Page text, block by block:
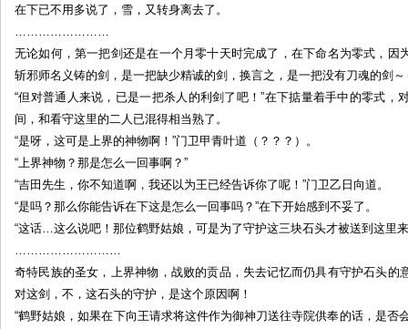
昌
在下已不用多说了，雪，又转身离去了。
……………………
无论如何，第一把剑还是在一个月零十天时完成了，在下命名为零式，因
斩邪师名义铸的剑，是一把缺少精诚的剑，换言之，是一把没有刀魂的剑～
“但对普通人来说，已是一把杀人的利剑了吧！”在下掂量着手中的零式
间，和看守这里的二人已混得相当熟了。
“是呀，这可是上界的神物啊！”门卫甲青叶道（？？？）。
“上界神物？那是怎么一回事啊？”
“吉田先生，你不知道啊，我还以为王已经告诉你了呢！”门卫乙日向道。
“是吗？那么你能告诉在下这是怎么一回事吗？”在下开始感到不妥了。
“这话…这么说吧！那位鹤野姑娘，可是为了守护这三块石头才被送到这里
………………………
奇特民族的圣女，上界神物，战败的贡品，失去记忆而仍具有守护石头
对这剑，不，这石头的守护，是这个原因啊！
“鹤野姑娘，如果在下向王请求将这件作为御神刀送往寺院供奉的话，是否